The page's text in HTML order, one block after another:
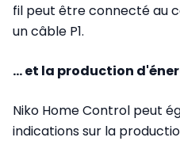
fil peut être connecté au
un câble P1.
... et la production
Niko Home Control peut
indications sur la